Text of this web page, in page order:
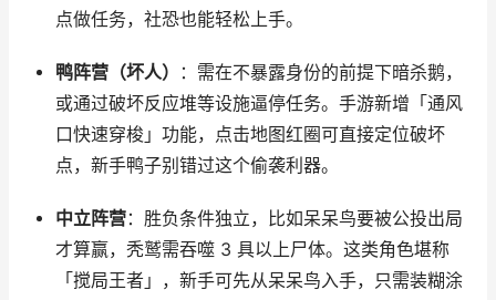
点做任务，社恐也能轻松上手。​
鸭阵营（坏人）
：需在不暴露身份的前提下暗杀鹅，
或通过破坏反应堆等设施逼停任务。手游新增「通风
口快速穿梭」功能，点击地图红圈可直接定位破坏
点，新手鸭子别错过这个偷袭利器。​
中立阵营：胜负条件独立，比如呆呆鸟要被公投出局
才算赢，秃鹫需吞噬 3 具以上尸体。这类角色堪称
「搅局王者」，新手可先从呆呆鸟入手，只需装糊涂